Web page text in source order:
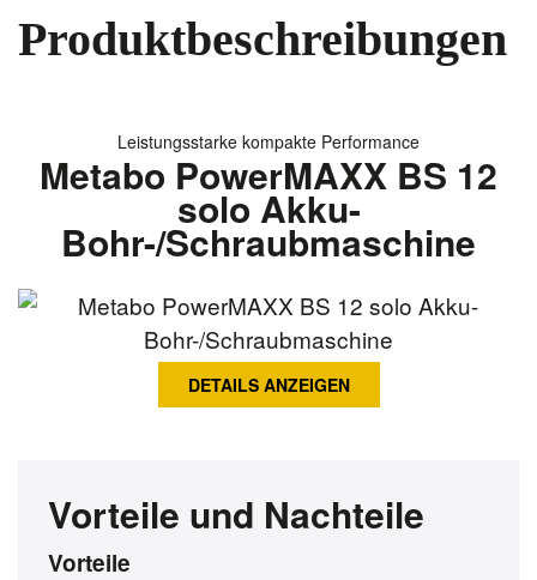
Produktbeschreibungen
Leistungsstarke kompakte Performance
Metabo PowerMAXX BS 12
solo Akku-
Bohr-/Schraubmaschine
Vorteile und Nachteile
Vorteile
DETAILS ANZEIGEN